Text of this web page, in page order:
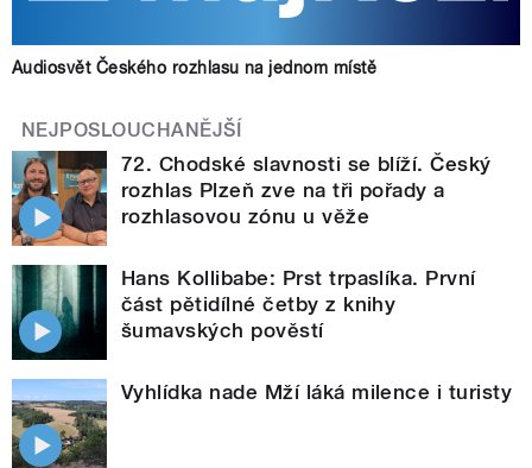
Audiosvět Českého rozhlasu na jednom místě
NEJPOSLOUCHANĚJŠÍ
72. Chodské slavnosti se blíží. Český
rozhlas Plzeň zve na tři pořady a
rozhlasovou zónu u věže
Hans Kollibabe: Prst trpaslíka. První
část pětidílné četby z knihy
šumavských pověstí
Vyhlídka nade Mží láká milence i turisty